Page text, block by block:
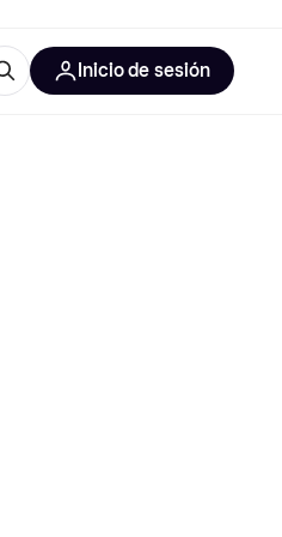
Inicio de sesión